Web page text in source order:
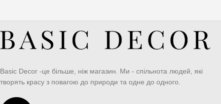
Basic Decor -це більше, ніж магазин. Ми - спільнота людей, які
творять красу з повагою до природи та одне до одного.